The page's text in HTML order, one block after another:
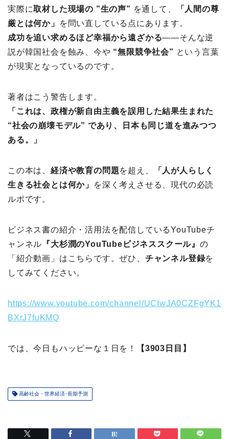
実際に取材した現場の ”生の声” を通して、
「人間の尊
厳とは何か」
を問い直している点にあります。
成功を追い求めるほど幸福から遠ざかる――そんな逆
説が韓国社会を蝕み、今や “無限競争社会” という言葉
が現実となっているのです。
著者はこう警告します。
「これは、政権が新自由主義を誤用した結果生まれた
“社会の崩壊モデル” であり、日本も同じ道を進みつつ
ある。」
この本は、 経済や教育の問題を超え、
「人が人らしく
生きる社会とは何か」
を深く考えさせる、現代の必読
ルポです。
ビジネス書の紹介・活用法を配信しているYouTubeチ
ャンネル 『大杉潤のYouTubeビジネススクール』の
「紹介動画」はこちらです。ぜひ、 チャンネル登録を
してみてください。
https://www.youtube.com/channel/UCIwJA0CZFgYK1
BXrJ7fuKMQ
では、今日もハッピーな１日を！ 【3903日目】
高齢社会・世界経済･長期予測